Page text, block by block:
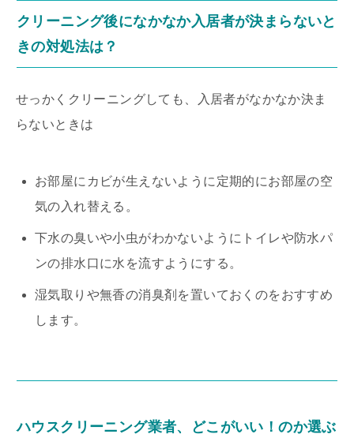
クリーニング後になかなか入居者が決まらないと
きの対処法は？
せっかくクリーニングしても、入居者がなかなか決ま
らないときは
お部屋にカビが生えないように定期的にお部屋の空
気の入れ替える。
下水の臭いや小虫がわかないようにトイレや防水パ
ンの排水口に水を流すようにする。
湿気取りや無香の消臭剤を置いておくのをおすすめ
します。
ハウスクリーニング業者、どこがいい！のか選ぶ